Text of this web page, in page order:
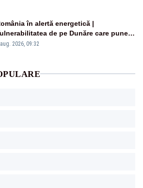
în alertă energetică |
de pe Dunăre care pune
pericol Centrala Cernavodă era
2026, 09:32